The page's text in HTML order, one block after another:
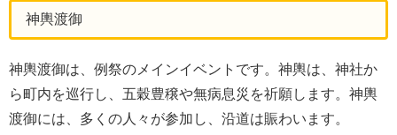
神輿渡御
神輿渡御は、例祭のメインイベントです。神輿は、神社か
ら町内を巡行し、五穀豊穣や無病息災を祈願します。神輿
渡御には、多くの人々が参加し、沿道は賑わいます。